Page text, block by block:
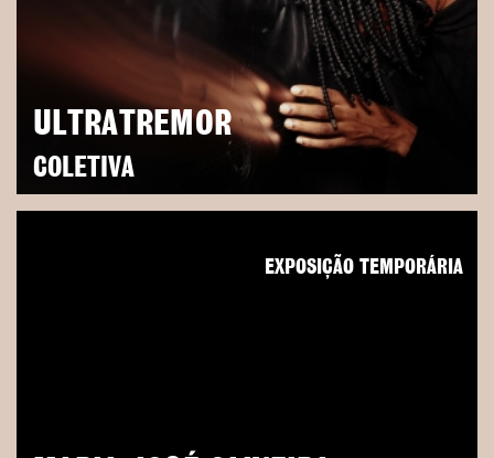
ULTRATREMOR
COLETIVA
EXPOSIÇÃO TEMPORÁRIA